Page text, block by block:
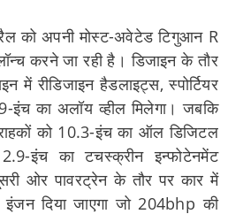
को अपनी मोस्ट-अवेटेड टिगुआन R
करने जा रही है। डिजाइन के तौर
में रीडिजाइन हैडलाइट्स, स्पोर्टियर
का अलॉय व्हील मिलेगा। जबकि
को 10.3-इंच का ऑल डिजिटल
इंच का टचस्क्रीन इन्फोटेनमेंट
ओर पावरट्रेन के तौर पर कार में
इंजन दिया जाएगा जो 204bhp की